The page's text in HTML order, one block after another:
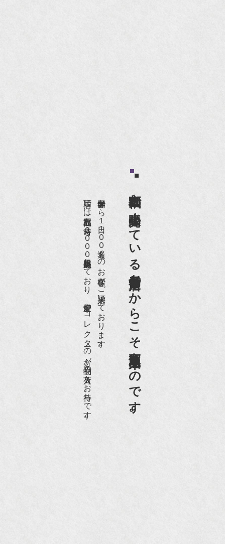
京都祇園で小売販売している
老舗骨董店だからこそ高価買取出来るのです。
世界各国から１日１００名近くのお客様がご来店頂いております。
店頭には買取商品を常時２０００点以上展示販売しており、
愛好家やコレクターの方が品物の入荷をお待ちです。